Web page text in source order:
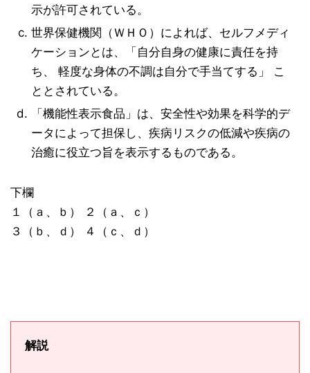
示が許可されている。
世界保健機関（ＷＨＯ）によれば、セルフメディ
ケーションとは、「自分自身の健康に責任を持
ち、 軽度な身体の不調は自分で手当てする」 こ
ととされている。
「機能性表示食品」は、安全性や効果を科学的デ
ータによって担保し、疾病リスクの低減や疾病の
治癒に役立つ旨を表示するものである。
下欄
１（ａ、ｂ） ２（ａ、ｃ）
３（ｂ、ｄ） ４（ｃ、ｄ）
解説